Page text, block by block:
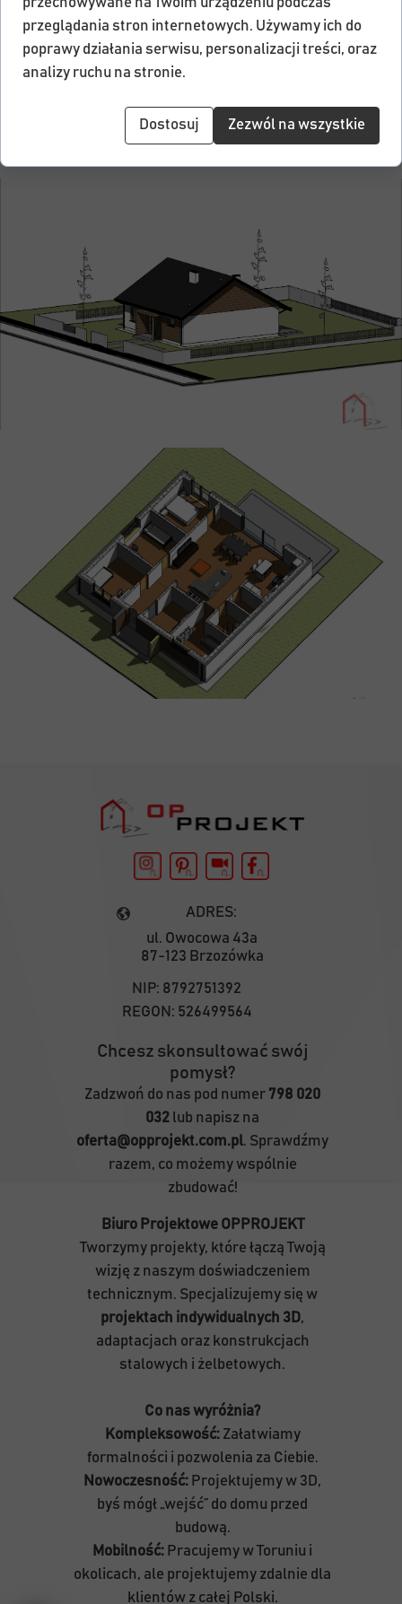
NIP: 8792751392
REGON: 526499564
Biuro Projektowe OPPROJEKT
Tworzymy projekty, które łączą Twoją
wizję z naszym doświadczeniem
technicznym. Specjalizujemy się w
projektach indywidualnych 3D,
adaptacjach oraz konstrukcjach
stalowych i żelbetowych.
Co nas wyróżnia?
Kompleksowość:Załatwiamy
formalności i pozwolenia za Ciebie.
Nowoczesność: Projektujemy w 3D,
byś mógł „wejść” do domu przed
budową.
Mobilność: Pracujemy w Toruniu i
okolicach, ale projektujemy zdalnie dla
klientów z całej Polski.
Chcesz skonsultować swój
pomysł?
Zadzwoń do nas pod numer 798 020
032 lub napisz na
oferta@opprojekt.com.pl. Sprawdźmy
razem, co możemy wspólnie
zbudować!
ADRES:
ul. Owocowa 43a
87-123 Brzozówka
przeglądania stron internetowych. Używamy ich do
poprawy działania serwisu, personalizacji treści, oraz
analizy ruchu na stronie.
Dostosuj Zezwól na wszystkie